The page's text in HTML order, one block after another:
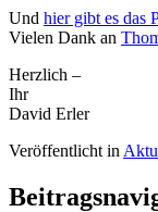
Und hier gibt es das
Vielen Dank an
Herzlich –
Ihr
David Erler
Veröffentlicht in